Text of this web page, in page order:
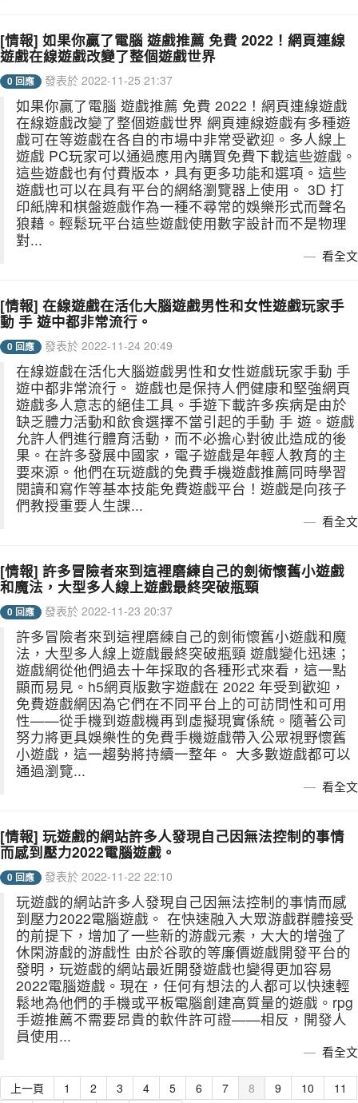
[情報] 如果你贏了電腦 遊戲推薦 免費 2022！網頁連線
遊戲在線遊戲改變了整個遊戲世界
0 回應 發表於 2022-11-25 21:37
如果你贏了電腦 遊戲推薦 免費 2022！網頁連線遊戲
在線遊戲改變了整個遊戲世界 網頁連線遊戲有多種遊
戲可在等遊戲在各自的市場中非常受歡迎。多人線上
遊戲 PC玩家可以通過應用內購買免費下載這些遊戲。
這些遊戲也有付費版本，具有更多功能和選項。這些
遊戲也可以在具有平台的網絡瀏覽器上使用。 3D 打
印紙牌和棋盤遊戲作為一種不尋常的娛樂形式而聲名
狼藉。輕鬆玩平台這些遊戲使用數字設計而不是物理
對...
看全文
[情報] 在線遊戲在活化大腦遊戲男性和女性遊戲玩家手
動 手 遊中都非常流行。
0 回應 發表於 2022-11-24 20:49
在線遊戲在活化大腦遊戲男性和女性遊戲玩家手動 手
遊中都非常流行。 遊戲也是保持人們健康和堅強網頁
遊戲多人意志的絕佳工具。手遊下載許多疾病是由於
缺乏體力活動和飲食選擇不當引起的手動 手 遊。遊戲
允許人們進行體育活動，而不必擔心對彼此造成的後
果。在許多發展中國家，電子遊戲是年輕人教育的主
要來源。他們在玩遊戲的免費手機遊戲推薦同時學習
閱讀和寫作等基本技能免費遊戲平台！遊戲是向孩子
們教授重要人生課...
看全文
[情報] 許多冒險者來到這裡磨練自己的劍術懷舊小遊戲
和魔法，大型多人線上遊戲最終突破瓶頸
0 回應 發表於 2022-11-23 20:37
許多冒險者來到這裡磨練自己的劍術懷舊小遊戲和魔
法，大型多人線上遊戲最終突破瓶頸 遊戲變化迅速；
遊戲網從他們過去十年採取的各種形式來看，這一點
顯而易見。h5網頁版數字遊戲在 2022 年受到歡迎，
免費遊戲網因為它們在不同平台上的可訪問性和可用
性——從手機到遊戲機再到虛擬現實係統。隨著公司
努力將更具娛樂性的免費手機遊戲帶入公眾視野懷舊
小遊戲，這一趨勢將持續一整年。 大多數遊戲都可以
通過瀏覽...
看全文
[情報] 玩遊戲的網站許多人發現自己因無法控制的事情
而感到壓力2022電腦遊戲。
0 回應 發表於 2022-11-22 22:10
玩遊戲的網站許多人發現自己因無法控制的事情而感
到壓力2022電腦遊戲。 在快速融入大眾游戲群體接受
的前提下，增加了一些新的游戲元素，大大的增強了
休閑游戲的游戲性 由於谷歌的等廉價遊戲開發平台的
發明，玩遊戲的網站最近開發遊戲也變得更加容易
2022電腦遊戲。現在，任何有想法的人都可以快速輕
鬆地為他們的手機或平板電腦創建高質量的遊戲。rpg
手遊推薦不需要昂貴的軟件許可證——相反，開發人
員使用...
看全文
上一頁 1 2 3 4 5 6 7 8 9 10 11